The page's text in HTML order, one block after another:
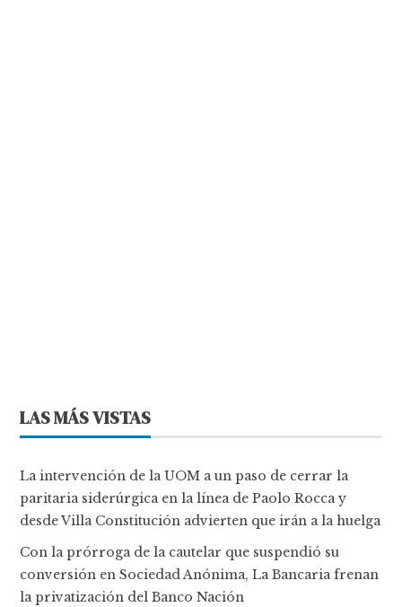
LAS MÁS VISTAS
La intervención de la UOM a un paso de cerrar la
paritaria siderúrgica en la línea de Paolo Rocca y
desde Villa Constitución advierten que irán a la huelga
Con la prórroga de la cautelar que suspendió su
conversión en Sociedad Anónima, La Bancaria frenan
la privatización del Banco Nación